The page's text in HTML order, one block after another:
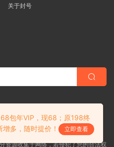
关于封号
源收集于网络，若侵犯了您的合法权
包年VIP，现68；原198终
增多，随时提价！
立即查看